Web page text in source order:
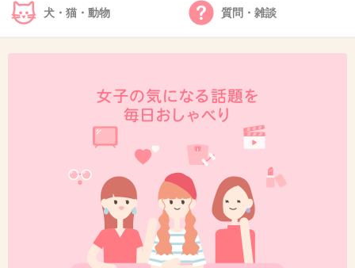
41. 匿名 2013/12/06(金) 10:15:58
39
肌は綺麗。でもあんまり美人じゃなさそう。猫
+184
2013/12/06(金) 10:18:28
本人たちが幸せならいいんじゃないかな？
犬・猫・動物 質問・雑談